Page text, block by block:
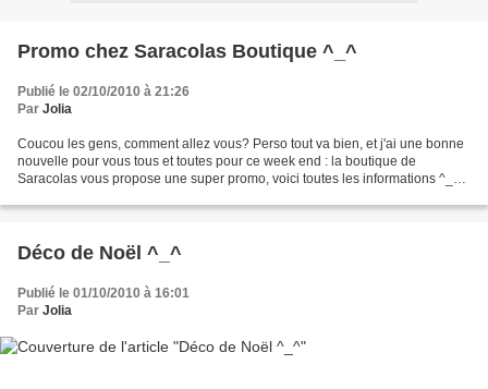
Promo chez Saracolas Boutique ^_^
Publié le 02/10/2010 à 21:26
Par Jolia
Coucou les gens, comment allez vous? Perso tout va bien, et j'ai une bonne
nouvelle pour vous tous et toutes pour ce week end : la boutique de
Saracolas vous propose une super promo, voici toutes les informations ^_^ :
Déco de Noël ^_^
Publié le 01/10/2010 à 16:01
Par Jolia